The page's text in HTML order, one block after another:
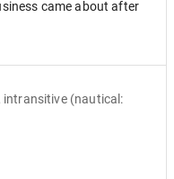
came about after
intransitive (nautical: